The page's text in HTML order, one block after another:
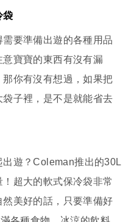
袋
要準備出遊的各種用品
寶寶的東西有沒有漏
你有沒有想過，如果把
子裡，是不是就能省去
遊？Coleman推出的30L
超大的軟式保冷袋非常
美好的話，只要準備好